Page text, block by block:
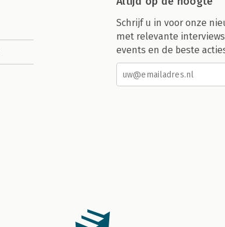
Schrijf u in voor onze
met relevante
events en de beste